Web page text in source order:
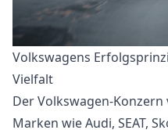
Volkswagens
Vielfalt
Der Volkswagen-
Marken wie Audi, SEAT,